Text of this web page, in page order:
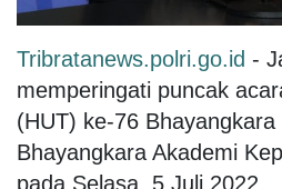
Tribratanews.polri.go.id -
memperingati puncak
(HUT) ke-76 Bhayangkara
Bhayangkara Akademi
pada Selasa, 5 Juli 2022.